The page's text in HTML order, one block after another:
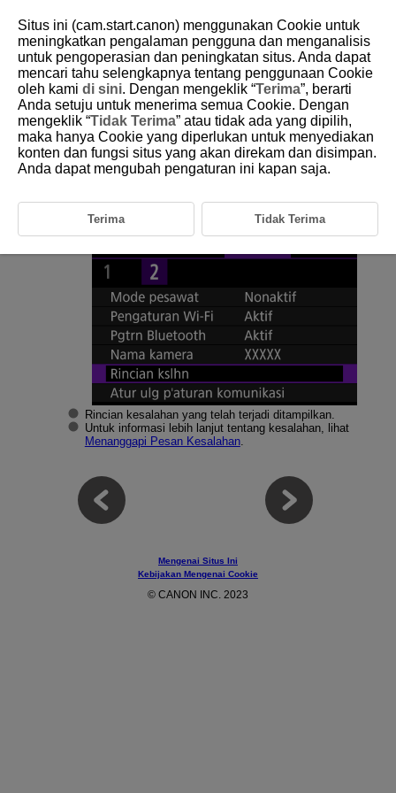
D250-070
Rincian Kesalahan
Anda dapat menampilkan rincian kesalahan yang memengaruhi fungsi
komunikasi nirkabel kamera.
Pilih [ :
Rincian kesalahan yang telah terjadi ditampilkan.
Untuk informasi lebih lanjut tentang kesalahan, lihat
Menanggapi Pesan Kesalahan.
Mengenai Situs Ini
Kebijakan Mengenai Cookie
© CANON INC. 2023
Situs ini (cam.start.canon) menggunakan Cookie untuk
meningkatkan pengalaman pengguna dan menganalisis
untuk pengoperasian dan peningkatan situs. Anda dapat
mencari tahu selengkapnya tentang penggunaan Cookie
oleh kami di sini. Dengan mengeklik “Terima”, berarti
Anda setuju untuk menerima semua Cookie. Dengan
mengeklik “Tidak Terima” atau tidak ada yang dipilih,
maka hanya Cookie yang diperlukan untuk menyediakan
konten dan fungsi situs yang akan direkam dan disimpan.
Anda dapat mengubah pengaturan ini kapan saja.
Terima Tidak Terima